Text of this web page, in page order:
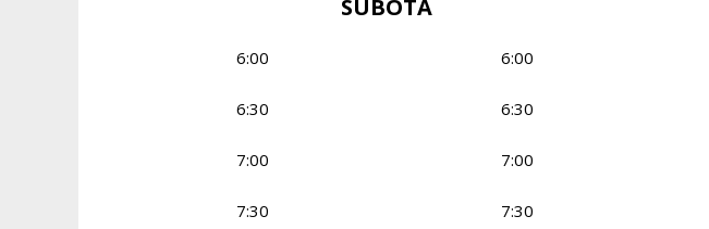
SUBOTA
6:00 6:00
6:30 6:30
7:00 7:00
7:30 7:30